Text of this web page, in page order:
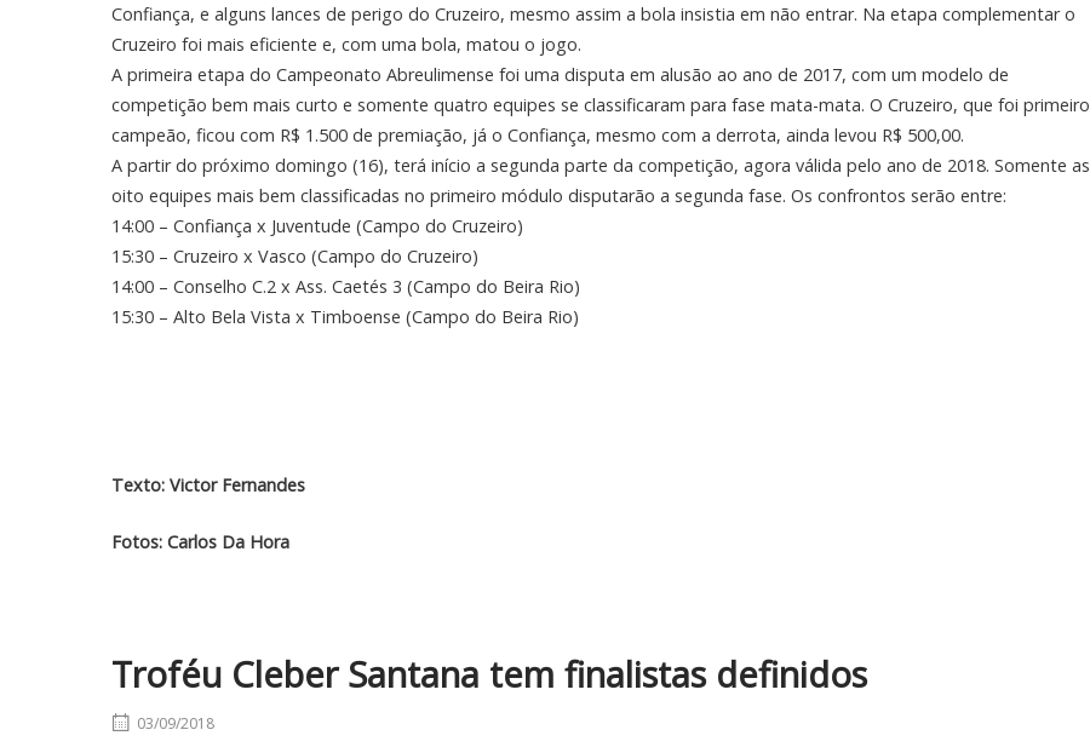
Confiança, e alguns lances de perigo do Cruzeiro, mesmo assim a bola insistia em não entrar. Na etapa complementar o
Cruzeiro foi mais eficiente e, com uma bola, matou o jogo.
A primeira etapa do Campeonato Abreulimense foi uma disputa em alusão ao ano de 2017, com um modelo de
competição bem mais curto e somente quatro equipes se classificaram para fase mata-mata. O Cruzeiro, que foi primeiro
campeão, ficou com R$ 1.500 de premiação, já o Confiança, mesmo com a derrota, ainda levou R$ 500,00.
A partir do próximo domingo (16), terá início a segunda parte da competição, agora válida pelo ano de 2018. Somente as
oito equipes mais bem classificadas no primeiro módulo disputarão a segunda fase. Os confrontos serão entre:
14:00 – Confiança x Juventude (Campo do Cruzeiro)
15:30 – Cruzeiro x Vasco (Campo do Cruzeiro)
14:00 – Conselho C.2 x Ass. Caetés 3 (Campo do Beira Rio)
15:30 – Alto Bela Vista x Timboense (Campo do Beira Rio)
Texto: Victor Fernandes
Fotos: Carlos Da Hora
Troféu Cleber Santana tem finalistas definidos
03/09/2018